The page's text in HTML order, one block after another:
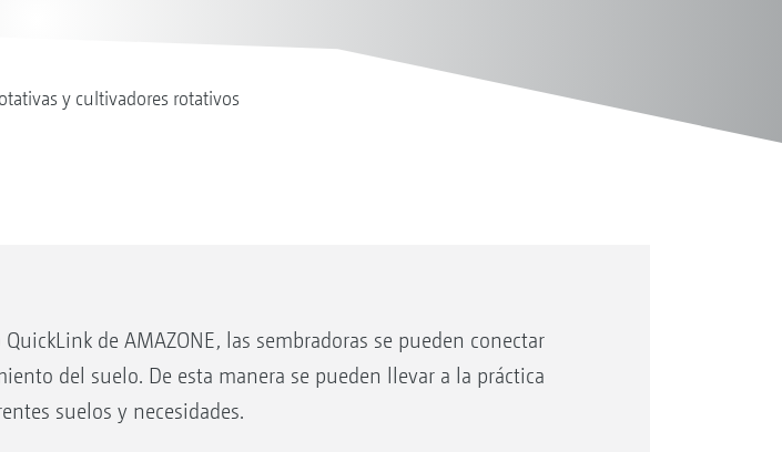
y cultivadores rotativos
de AMAZONE, las sembradoras se pueden conectar
del suelo. De esta manera se pueden llevar a la práctica
suelos y necesidades.